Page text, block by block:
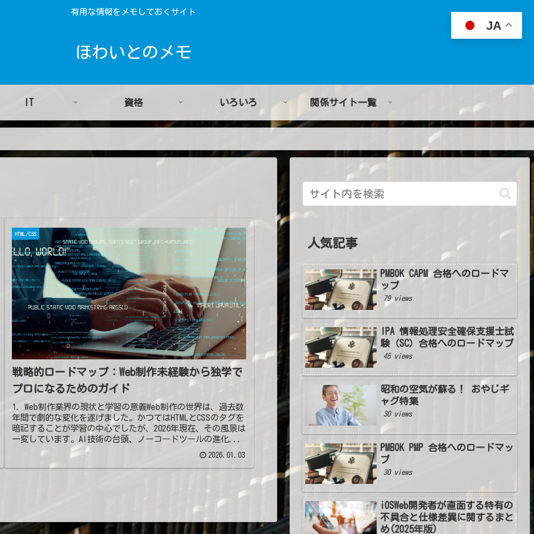
有用な情報をメモしておくサイト
ほわいとのメモ
IT 資格 いろいろ 関係サイト一覧
HTML/CSS
戦略的ロードマップ：Web制作未経験から独学で
プロになるためのガイド
1. Web制作業界の現状と学習の意義Web制作の世界は、過去数
年間で劇的な変化を遂げました。かつてはHTMLとCSSのタグを
暗記することが学習の中心でしたが、2026年現在、その風景は
一変しています。AI技術の台頭、ノーコードツールの進化...
2026.01.03
人気記事
PMBOK CAPM 合格へのロードマ
ップ
79 views
IPA 情報処理安全確保支援士試
験（SC）合格へのロードマップ
45 views
昭和の空気が蘇る！ おやじギ
ャグ特集
30 views
PMBOK PMP 合格へのロードマッ
プ
30 views
iOSWeb開発者が直面する特有の
不具合と仕様差異に関するまと
め(2025年版)
JA